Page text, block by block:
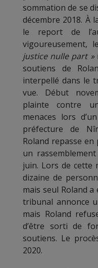
sommation de se
décembre 2018. À
le report de
vigoureusement,
justice nulle part »
soutiens de
interpellé dans le
vue. Début
plainte contre
menaces lors
préfecture de
Roland repasse
un
juin. Lors de cette
dizaine de
mais seul Roland
tribunal annonce
mais Roland
d’être sorti de
soutiens. Le
2020.